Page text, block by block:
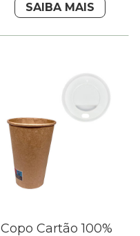
SAIBA MAIS
Copo Cartão 100%